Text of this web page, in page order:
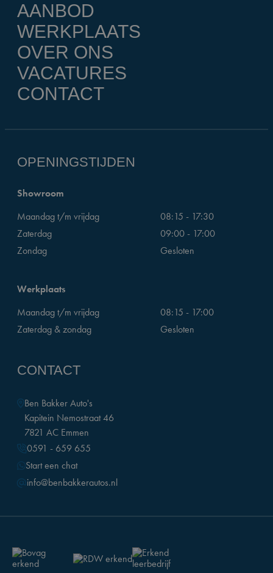
AANBOD
WERKPLAATS
OVER ONS
VACATURES
CONTACT
OPENINGSTIJDEN
Showroom
Maandag t/m vrijdag
08:15 - 17:30
Zaterdag
09:00 - 17:00
Zondag
Gesloten
Werkplaats
Maandag t/m vrijdag
08:15 - 17:00
Zaterdag & zondag
Gesloten
CONTACT
Ben Bakker Auto's
Kapitein Nemostraat 46
7821 AC Emmen
0591 - 659 655
Start een chat
info@benbakkerautos.nl